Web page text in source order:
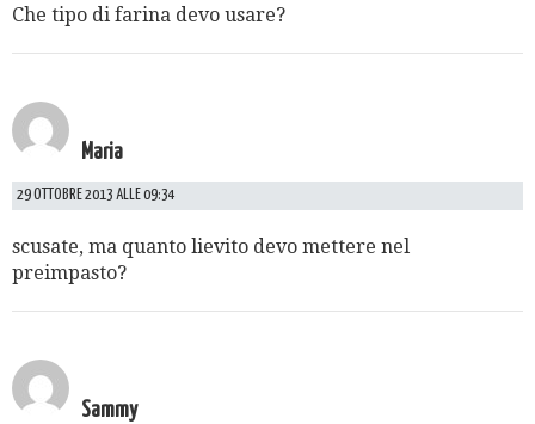
Che tipo di farina devo usare?
Maria
29 OTTOBRE 2013 ALLE 09:34
scusate, ma quanto lievito devo mettere nel
preimpasto?
Sammy